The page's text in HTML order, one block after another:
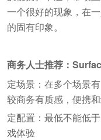
一个很好的现象，在
的固有印象。
商务人士推荐：
定场景：在多个场景
较商务有质感，便携
定配置：最低不能低
戏体验